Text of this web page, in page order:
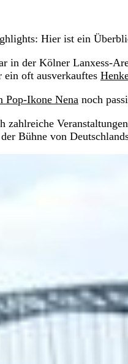
Hier ist ein
in der Kölner Lanxess-
ein oft ausverkauftes
Pop-Ikone Nena noch
zahlreiche
Bühne von